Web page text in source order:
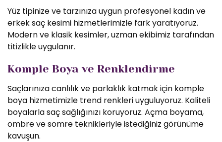
Yüz tipinize ve tarzınıza uygun profesyonel kadın ve
erkek saç kesimi hizmetlerimizle fark yaratıyoruz.
Modern ve klasik kesimler, uzman ekibimiz tarafından
titizlikle uygulanır.
Komple Boya ve Renklendirme
Saçlarınıza canlılık ve parlaklık katmak için komple
boya hizmetimizle trend renkleri uyguluyoruz. Kaliteli
boyalarla saç sağlığınızı koruyoruz. Açma boyama,
ombre ve somre teknikleriyle istediğiniz görünüme
kavuşun.